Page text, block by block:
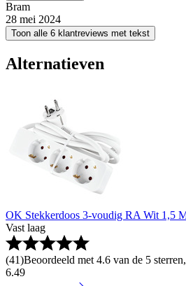
Bram
28 mei 2024
Toon alle 6 klantreviews met tekst
Alternatieven
OK Stekkerdoos 3-voudig RA Wit 1,5
Vast laag
(41)Beoordeeld met 4.6 van de 5
6.49